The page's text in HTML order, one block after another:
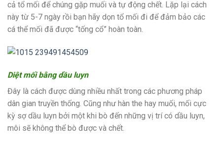
cả tổ mối để chúng gặp muối và tự động chết. Lặp lại cách
này từ 5-7 ngày rồi bạn hãy dọn tổ mối đi để đảm bảo các
cá thể mối đã được “tống cổ” hoàn toàn.
Diệt mối bằng dầu luyn
Đây là cách được dùng nhiều nhất trong các phương pháp
dân gian truyền thống. Cũng như hàn the hay muối, mối cực
kỳ sợ dầu luyn bởi một khi bò đến những vị trí có dầu luyn,
môi sẽ không thể bò được và chết.